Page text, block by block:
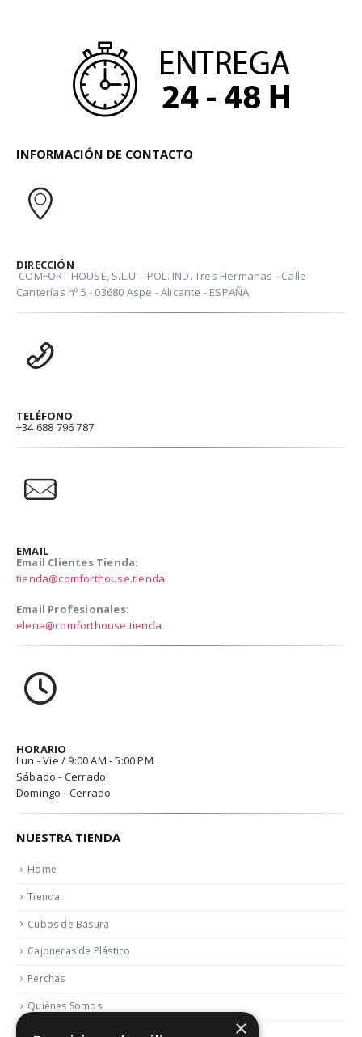
INFORMACIÓN DE CONTACTO
DIRECCIÓN
COMFORT HOUSE, S.L.U. - POL. IND. Tres Hermanas - Calle
Canterías nº 5 - 03680 Aspe - Alicante - ESPAÑA
TELÉFONO
+34 688 796 787
EMAIL
Email Clientes Tienda:
tienda@comforthouse.tienda
Email Profesionales:
elena@comforthouse.tienda
HORARIO
Lun - Vie / 9:00 AM - 5:00 PM
Sábado - Cerrado
Domingo - Cerrado
NUESTRA TIENDA
Home
Tienda
Cubos de Basura
Cajoneras de Plástico
Perchas
Quiénes Somos
Contactar
×